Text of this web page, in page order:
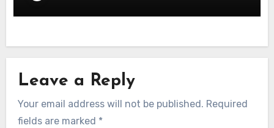
Leave a Reply
Your email address will not be published. Required
fields are marked *